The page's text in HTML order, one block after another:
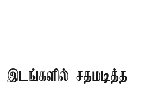
இடங்களில் சதமடித்த